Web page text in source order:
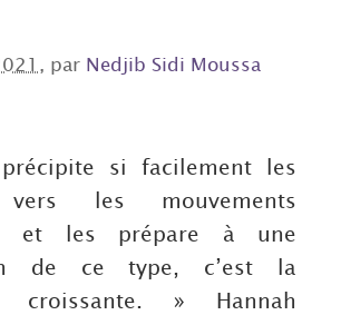
, par Nedjib Sidi Moussa
si facilement les
vers les mouvements
et les prépare à une
de ce type, c’est la
croissante. » Hannah